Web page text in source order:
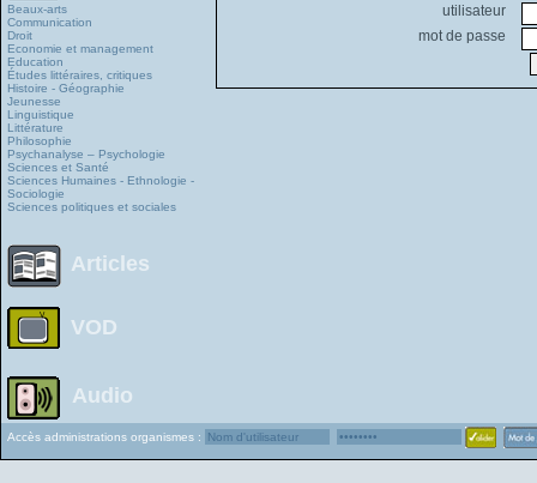
Beaux-arts
Communication
Droit
Economie et management
Education
Études littéraires, critiques
Histoire - Géographie
Jeunesse
Linguistique
Littérature
Philosophie
Psychanalyse – Psychologie
Sciences et Santé
Sciences Humaines - Ethnologie -
Sociologie
Sciences politiques et sociales
Articles
VOD
Audio
utilisateur
mot de passe
Accès administrations organismes :